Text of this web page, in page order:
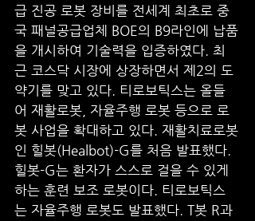
급 진공 로봇 장비를 전세계 최초로 중
국 패널공급업체 BOE의 B9라인에 납품
을 개시하여 기술력을 입증하였다. 최
근 코스닥 시장에 상장하면서 제2의 도
약기를 맞고 있다. 티로보틱스는 올들
어 재활로봇, 자율주행 로봇 등으로 로
봇 사업을 확대하고 있다. 재활치료로봇
인 힐봇(Healbot)-G를 처음 발표했다.
힐봇-G는 환자가 스스로 걸을 수 있게
하는 훈련 보조 로봇이다. 티로보틱스
는 자율주행 로봇도 발표했다. T봇 R과